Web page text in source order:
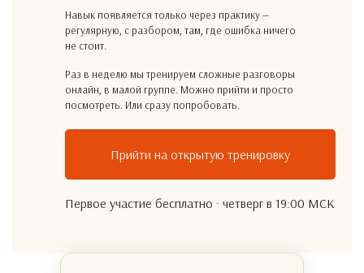
Навык появляется только через практику —
регулярную, с разбором, там, где ошибка ничего
не стоит.
Раз в неделю мы тренируем сложные разговоры
онлайн, в малой группе. Можно прийти и просто
посмотреть. Или сразу попробовать.
Прийти на открытую тренировку
Первое участие бесплатно · четверг в 19:00 МСК